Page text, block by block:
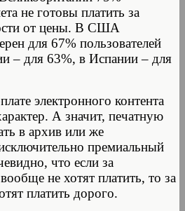
не готовы платить за
от цены. В США
для 67% пользователей
– для 63%, в Испании – для
электронного контента
А значит, печатную
в архив или же
премиальный
что если за
не хотят платить, то за
платить дорого.